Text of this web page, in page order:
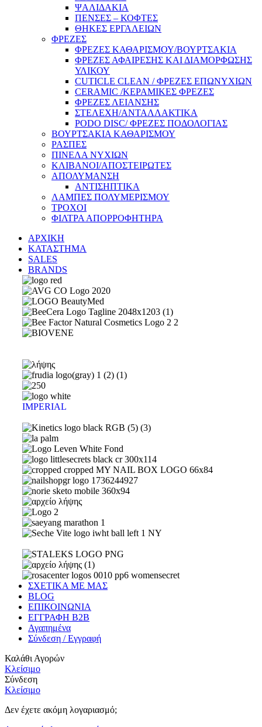
ΨΑΛΙΔΑΚΙΑ
ΠΕΝΣΕΣ – ΚΟΦΤΕΣ
ΘΗΚΕΣ ΕΡΓΑΛΕΙΩΝ
ΦΡΕΖΕΣ
ΦΡΕΖΕΣ ΚΑΘΑΡΙΣΜΟΥ/ΒΟΥΡΤΣΑΚΙΑ
ΦΡΕΖΕΣ ΑΦΑΙΡΕΣΗΣ ΚΑΙ ΔΙΑΜΟΡΦΩΣΗΣ
ΥΛΙΚΟΥ
CUTICLE CLEAN / ΦΡΕΖΕΣ ΕΠΩΝΥΧΙΩΝ
CERAMIC /ΚΕΡΑΜΙΚΕΣ ΦΡΕΖΕΣ
ΦΡΕΖΕΣ ΛΕΙΑΝΣΗΣ
ΣΤΕΛΕΧΗ/ΑΝΤΑΛΛΑΚΤΙΚΑ
PODO DISC/ ΦΡΕΖΕΣ ΠΟΔΟΛΟΓΙΑΣ
ΒΟΥΡΤΣΑΚΙΑ ΚΑΘΑΡΙΣΜΟΥ
ΡΑΣΠΕΣ
ΠΙΝΕΛΑ ΝΥΧΙΩΝ
ΚΛΙΒΑΝΟΙ/ΑΠΟΣΤΕΙΡΩΤΕΣ
ΑΠΟΛΥΜΑΝΣΗ
ΑΝΤΙΣΗΠΤΙΚΑ
ΛΑΜΠΕΣ ΠΟΛΥΜΕΡΙΣΜΟΥ
ΤΡΟΧΟΙ
ΦΙΛΤΡΑ ΑΠΟΡΡΟΦΗΤΗΡΑ
ΑΡΧΙΚΗ
ΚΑΤΑΣΤΗΜΑ
SALES
BRANDS
IMPERIAL
ΣΧΕΤΙΚΑ ΜΕ ΜΑΣ
BLOG
ΕΠΙΚΟΙΝΩΝΙΑ
ΕΓΓΡΑΦΗ Β2Β
Αγαπημένα
Σύνδεση / Εγγραφή
Καλάθι Αγορών
Κλείσιμο
Σύνδεση
Κλείσιμο
Δεν έχετε ακόμη λογαριασμό;